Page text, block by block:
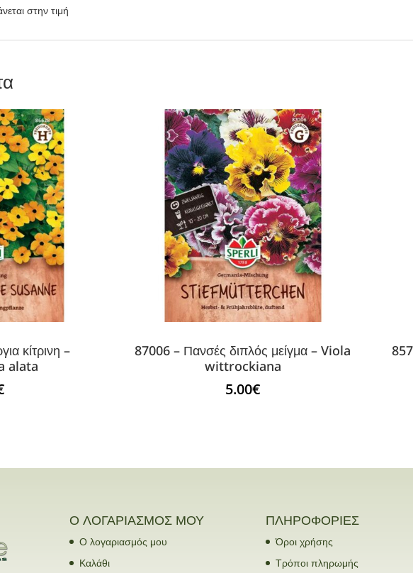
στην τιμή
κίτρινη –
alata
87006 – Πανσές διπλός μείγμα – Viola
wittrockiana
5.00€
Ο ΛΟΓΑΡΙΑΣΜΟΣ ΜΟΥ
Ο λογαριασμός μου
Καλάθι
ΠΛΗΡΟΦΟΡΙΕΣ
Όροι χρήσης
Τρόποι πληρωμής